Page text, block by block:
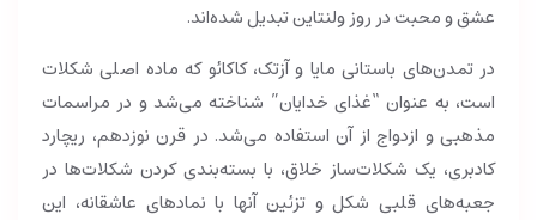
عشق و محبت در روز ولنتاین تبدیل شده‌اند.
در تمدن‌های باستانی مایا و آزتک، کاکائو که ماده اصلی شکلات
است، به عنوان “غذای خدایان” شناخته می‌شد و در مراسمات
مذهبی و ازدواج از آن استفاده می‌شد. در قرن نوزدهم، ریچارد
کادبری، یک شکلات‌ساز خلاق، با بسته‌بندی کردن شکلات‌ها در
جعبه‌های قلبی شکل و تزئین آنها با نمادهای عاشقانه، این